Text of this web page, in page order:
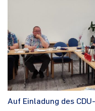
Auf Einladung des